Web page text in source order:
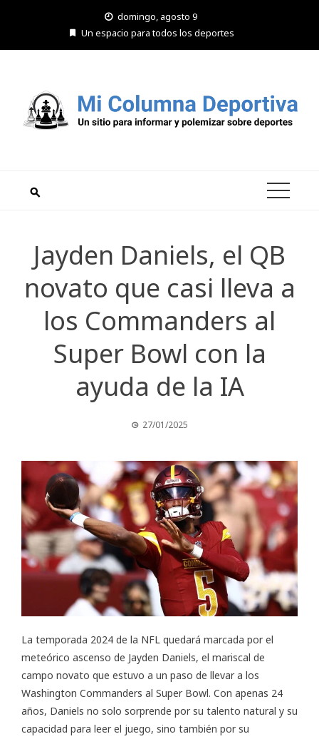
domingo, agosto 9
Un espacio para todos los deportes
Jayden Daniels, el QB
novato que casi lleva a
los Commanders al
Super Bowl con la
ayuda de la IA
27/01/2025
La temporada 2024 de la NFL quedará marcada por el
meteórico ascenso de Jayden Daniels, el mariscal de
campo novato que estuvo a un paso de llevar a los
Washington Commanders al Super Bowl. Con apenas 24
años, Daniels no solo sorprende por su talento natural y su
capacidad para leer el juego, sino también por su